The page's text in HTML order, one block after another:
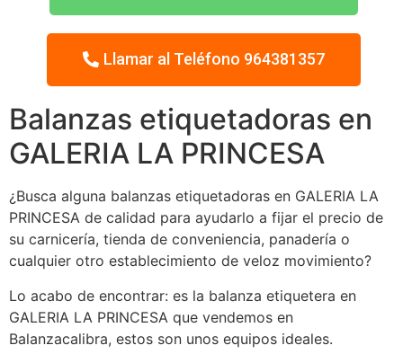
Llamar al Teléfono 964381357
Balanzas etiquetadoras en
GALERIA LA PRINCESA
¿Busca alguna balanzas etiquetadoras en GALERIA LA
PRINCESA de calidad para ayudarlo a fijar el precio de
su carnicería, tienda de conveniencia, panadería o
cualquier otro establecimiento de veloz movimiento?
Lo acabo de encontrar: es la balanza etiquetera en
GALERIA LA PRINCESA que vendemos en
Balanzacalibra, estos son unos equipos ideales.